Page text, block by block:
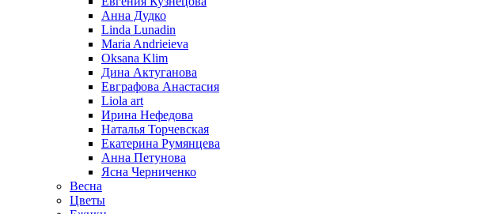
Анна Дудко
Linda Lunadin
Maria Andrieieva
Oksana Klim
Дина Актуганова
Евграфова Анастасия
Liola art
Ирина Нефедова
Наталья Торчевская
Екатерина Румянцева
Анна Петунова
Ясна Черниченко
Весна
Цветы